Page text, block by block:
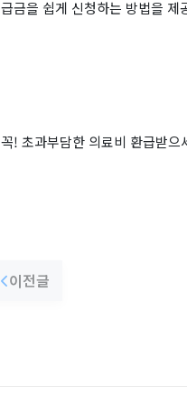
급금을 쉽게 신청하는 방법을 제
꼭! 초과부담한 의료비 환급받으
이전글